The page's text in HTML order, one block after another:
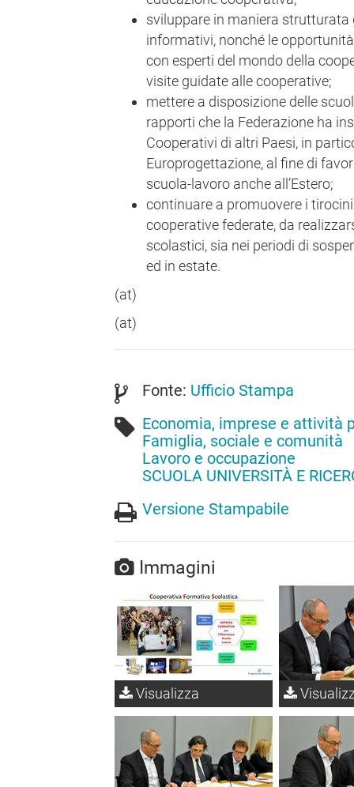
sviluppare in maniera
informativi, nonché le
con esperti del mondo della
visite guidate alle cooperative;
mettere a disposizione delle
rapporti che la Federazione ha
Cooperativi di altri Paesi, in
Europrogettazione, al fine di
scuola-lavoro anche all’Estero;
continuare a promuovere i
cooperative federate, da
scolastici, sia nei periodi di
ed in estate.
(at)
(at)
Fonte: Ufficio Stampa
Economia, imprese e attività
Famiglia, sociale e comunità
Lavoro e occupazione
SCUOLA UNIVERSITÀ E
Versione Stampabile
Immagini
Visualizza